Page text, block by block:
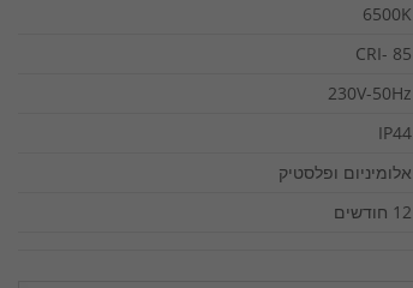
6500K
CRI- 85
230V-50Hz
IP44
אלומיניום ופלסטיק
12 חודשים